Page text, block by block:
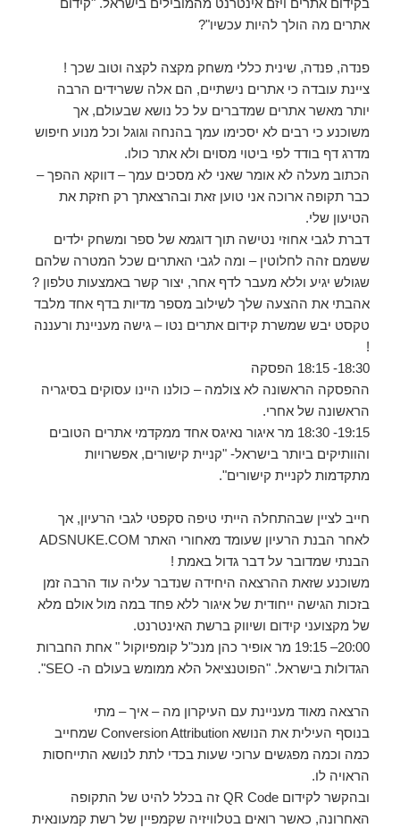
בקידום אתרים ויזם אינטרנט מהמובילים בישראל. "קידום
אתרים מה הולך להיות עכשיו"?
פנדה, פנדה, שינית כללי משחק מקצה לקצה וטוב שכך !
ציינת עובדה כי אתרים נישתיים, הם אלה ששרידים הרבה
יותר מאשר אתרים שמדברים על כל נושא שבעולם, אך
משוכנע כי רבים לא יסכימו עמך בהנחה וגוגל וכל מנוע חיפוש
מדרג דף בודד לפי ביטוי מסוים ולא אתר כולו.
הכתוב מעלה לא אומר שאני לא מסכים עמך – דווקא ההפך –
כבר תקופה ארוכה אני טוען זאת ובהרצאתך רק חזקת את
הטיעון שלי.
דברת לגבי אחוזי נטישה תוך דוגמא של ספר ומשחק ילדים
ששמם זהה לחלוטין – ומה לגבי האתרים שכל המטרה שלהם
שגולש יגיע וללא מעבר לדף אחר, יצור קשר באמצעות טלפון ?
אהבתי את ההצעה שלך לשילוב מספר מדיות בדף אחד מלבד
טקסט יבש שמשרת קידום אתרים נטו – גישה מעניינת ורעננה
!
18:30- 18:15 הפסקה
ההפסקה הראשונה לא צולמה – כולנו היינו עסוקים בסיגריה
הראשונה של אחרי.
19:15- 18:30 מר איגור נאיגס אחד ממקדמי אתרים הטובים
והוותיקים ביותר בישראל- "קניית קישורים, אפשרויות
מתקדמות לקניית קישורים".
חייב לציין שבהתחלה הייתי טיפה סקפטי לגבי הרעיון, אך
לאחר הבנת הרעיון שעומד מאחורי האתר ADSNUKE.COM
הבנתי שמדובר על דבר גדול באמת !
משוכנע שזאת ההרצאה היחידה שנדבר עליה עוד הרבה זמן
בזכות הגישה ייחודית של איגור ללא פחד במה מול אולם מלא
של מקצועני קידום ושיווק ברשת האינטרנט.
20:00– 19:15 מר אופיר כהן מנכ"ל קומפיוקול " אחת החברות
הגדולות בישראל. "הפוטנציאל הלא ממומש בעולם ה- SEO".
הרצאה מאוד מעניינת עם העיקרון מה – איך – מתי
בנוסף העילית את הנושא Conversion Attribution שמחייב
כמה וכמה מפגשים ערוכי שעות בכדי לתת לנושא התייחסות
הראויה לו.
ובהקשר לקידום QR Code זה בכלל להיט של התקופה
האחרונה, כאשר רואים בטלוויזיה שקמפיין של רשת קמעונאית